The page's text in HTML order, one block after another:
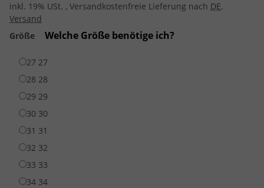
inkl. 19% USt. , Versandkostenfreie Lieferung nach DE.
Versand
Größe
Welche Größe benötige ich?
27 27
28 28
29 29
30 30
31 31
32 32
33 33
34 34